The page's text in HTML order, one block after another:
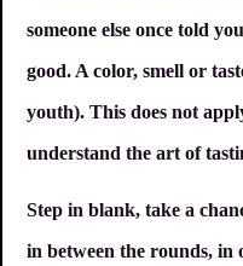
someone else once told
good. A color, smell or
youth). This does not
understand the art of
Step in blank, take a
in between the rounds, in